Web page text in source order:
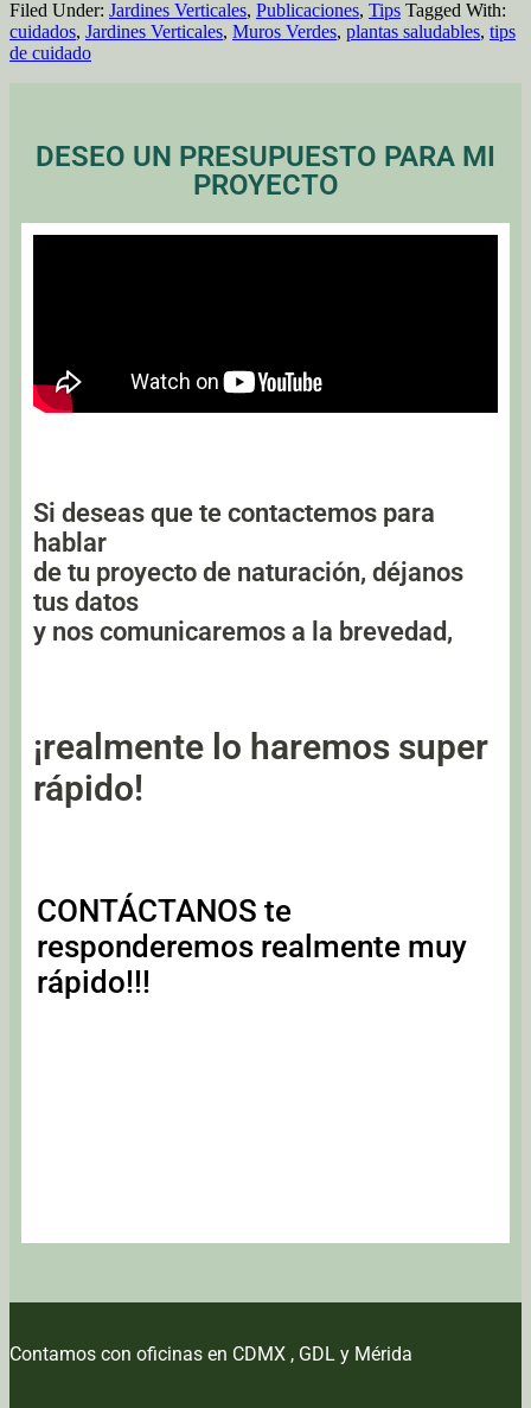
Filed Under: Jardines Verticales, Publicaciones, Tips Tagged With:
cuidados, Jardines Verticales, Muros Verdes, plantas saludables, tips
de cuidado
DESEO UN PRESUPUESTO PARA MI
PROYECTO
Si deseas que te contactemos para
hablar
de tu proyecto de naturación, déjanos
tus datos
y nos comunicaremos a la brevedad,
¡realmente lo haremos super
rápido!
CONTÁCTANOS te
responderemos realmente muy
rápido!!!
Contamos con oficinas en CDMX , GDL y Mérida